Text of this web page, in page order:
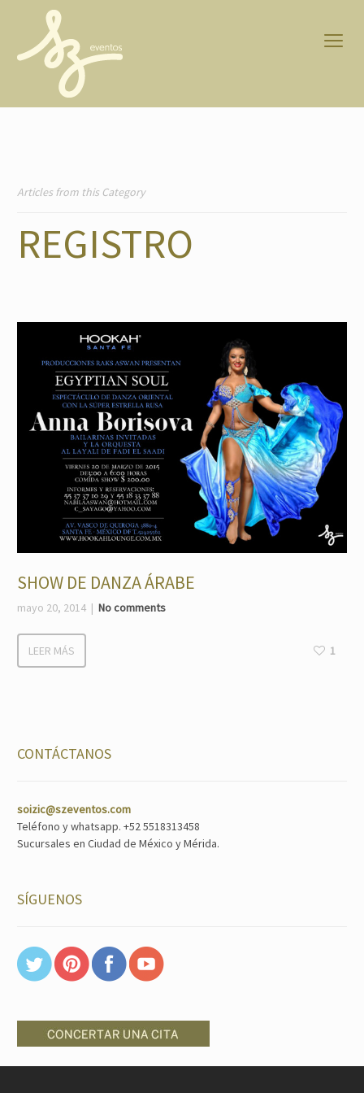
Articles from this Category
REGISTRO
SHOW DE DANZA ÁRABE
mayo 20, 2014 No comments
LEER MÁS 1
CONTÁCTANOS
soizic@szeventos.com
Teléfono y whatsapp. +52 5518313458
Sucursales en Ciudad de México y Mérida.
SÍGUENOS